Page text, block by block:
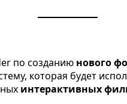
по созданию нового
которая будет
интерактивных